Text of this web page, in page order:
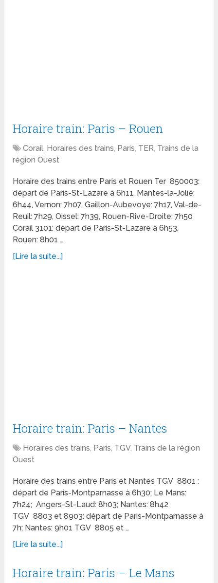
Horaire train: Paris – Rouen
Corail, Horaires des trains, Paris, TER, Trains de la
région Ouest
Horaire des trains entre Paris et Rouen Ter 850003:
départ de Paris-St-Lazare à 6h11, Mantes-la-Jolie:
6h44, Vernon: 7h07, Gaillon-Aubevoye: 7h17, Val-de-
Reuil: 7h29, Oissel: 7h39, Rouen-Rive-Droite: 7h50
Corail 3101: départ de Paris-St-Lazare à 6h53,
Rouen: 8h01 …
[Lire la suite...]
Horaire train: Paris – Nantes
Horaires des trains, Paris, TGV, Trains de la région
Ouest
Horaire des trains entre Paris et Nantes TGV 8801 :
départ de Paris-Montparnasse à 6h30; Le Mans:
7h24; Angers-St-Laud: 8h03; Nantes: 8h42
TGV 8803 et 8903: départ de Paris-Montparnasse à
7h; Nantes: 9h01 TGV 8805 et …
[Lire la suite...]
Horaire train: Paris – Le Mans